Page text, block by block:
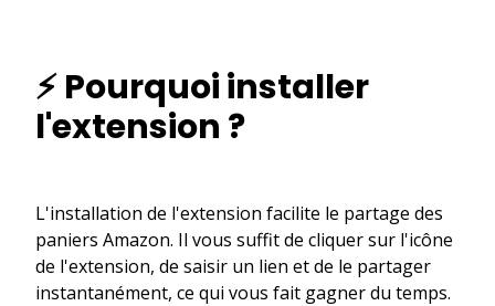
⚡ Pourquoi installer
l'extension ?
L'installation de l'extension facilite le partage des
paniers Amazon. Il vous suffit de cliquer sur l'icône
de l'extension, de saisir un lien et de le partager
instantanément, ce qui vous fait gagner du temps.